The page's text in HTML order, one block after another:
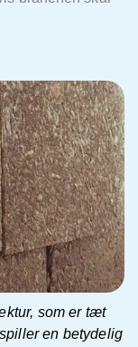
som er tæt
en betydelig